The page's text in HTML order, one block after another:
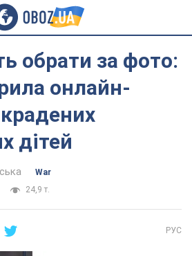
обрати за фото:
онлайн-
дітей
War
24,9 т.
РУС